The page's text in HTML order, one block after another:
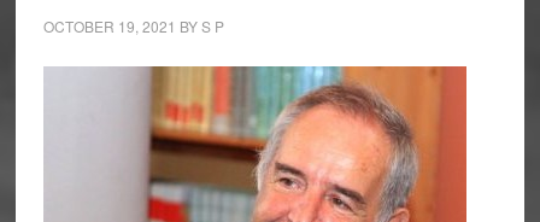
OCTOBER 19, 2021 BYS P